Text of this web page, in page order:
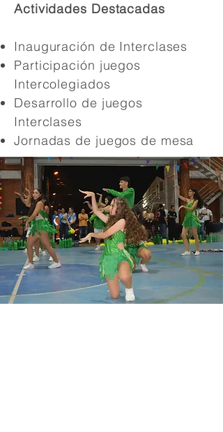
Actividades Destacadas
Inauguración de Interclases
Participación juegos
Intercolegiados
Desarrollo de juegos
Interclases
Jornadas de juegos de mesa